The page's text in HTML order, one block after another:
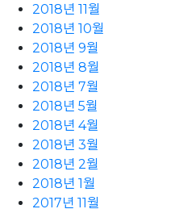
2018년 11월
2018년 10월
2018년 9월
2018년 8월
2018년 7월
2018년 5월
2018년 4월
2018년 3월
2018년 2월
2018년 1월
2017년 11월